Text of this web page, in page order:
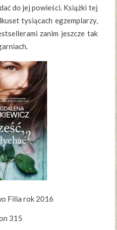
do jej powieści. Książki tej
tysiącach egzemplarzy,
zanim jeszcze tak
Filia rok 2016
315